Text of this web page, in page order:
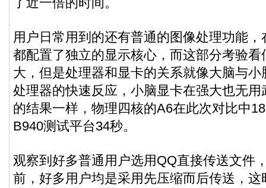
用户日常用到的还有普通的图像处理功能
都配置了独立的显示核心，而这部分考验
大，但是处理器和显卡的关系就像大脑与
处理器的快速反应，小脑显卡在强大也无
的结果一样，物理四核的A6在此次对比中
B940测试平台34秒。
观察到好多普通用户选用QQ直接传送文件
前，好多用户均是采用先压缩而后传送，